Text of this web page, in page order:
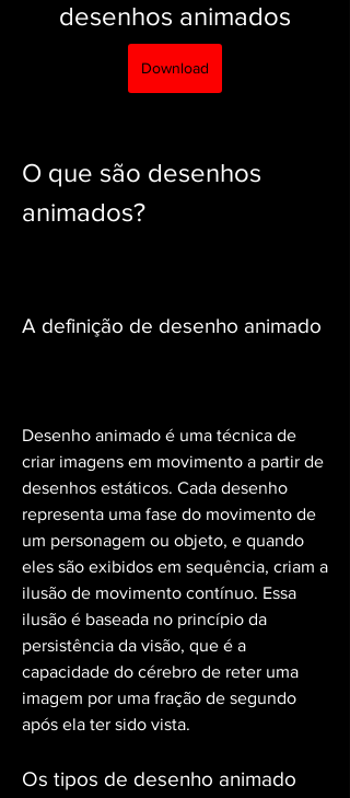
desenhos animados
Download
O que são desenhos
animados?
A definição de desenho animado
Desenho animado é uma técnica de
criar imagens em movimento a partir de
desenhos estáticos. Cada desenho
representa uma fase do movimento de
um personagem ou objeto, e quando
eles são exibidos em sequência, criam a
ilusão de movimento contínuo. Essa
ilusão é baseada no princípio da
persistência da visão, que é a
capacidade do cérebro de reter uma
imagem por uma fração de segundo
após ela ter sido vista.
Os tipos de desenho animado